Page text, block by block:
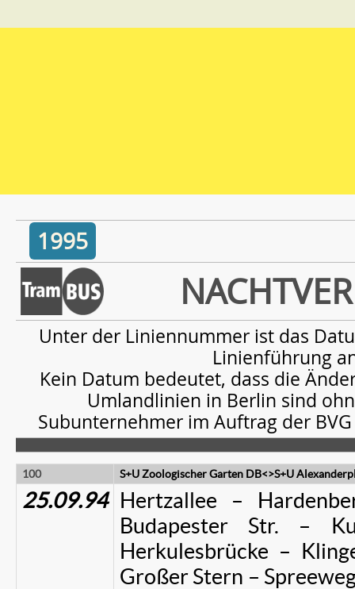
1995
Unter der Liniennummer ist das
Linienführung
Kein Datum bedeutet, dass die
Umlandlinien in Berlin sind
Subunternehmer im Auftrag der
100 S+U Zoologischer Garten DB<>S+U
25.09.94 Hertzallee –
Budapester Str. –
Herkulesbrücke –
Großer Stern –